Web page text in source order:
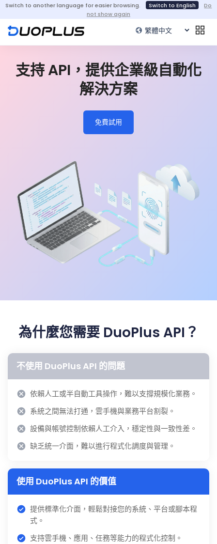
Switch to another language for easier browsing. Switch to English
Do
not show again
支持 API，提供企業級自動化
解決方案
免費試用
為什麼您需要 DuoPlus API？
不使用 DuoPlus API 的問題
依賴人工或半自動工具操作，難以支撐規模化業務。
系統之間無法打通，雲手機與業務平台割裂。
設備與帳號控制依賴人工介入，穩定性與一致性差。
缺乏統一介面，難以進行程式化調度與管理。
使用 DuoPlus API 的價值
提供標準化介面，輕鬆對接您的系統、平台或腳本程
式。
支持雲手機、應用、任務等能力的程式化控制。